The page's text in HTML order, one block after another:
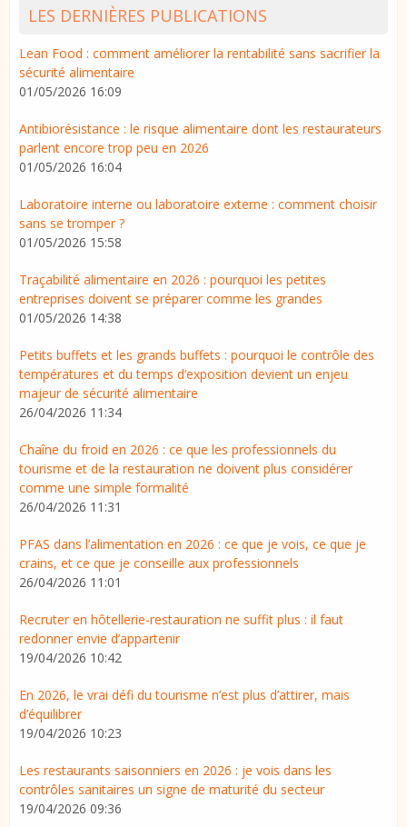
LES DERNIÈRES PUBLICATIONS
Lean Food : comment améliorer la rentabilité sans sacrifier la
sécurité alimentaire
01/05/2026 16:09
Antibiorésistance : le risque alimentaire dont les restaurateurs
parlent encore trop peu en 2026
01/05/2026 16:04
Laboratoire interne ou laboratoire externe : comment choisir
sans se tromper ?
01/05/2026 15:58
Traçabilité alimentaire en 2026 : pourquoi les petites
entreprises doivent se préparer comme les grandes
01/05/2026 14:38
Petits buffets et les grands buffets : pourquoi le contrôle des
températures et du temps d’exposition devient un enjeu
majeur de sécurité alimentaire
26/04/2026 11:34
Chaîne du froid en 2026 : ce que les professionnels du
tourisme et de la restauration ne doivent plus considérer
comme une simple formalité
26/04/2026 11:31
PFAS dans l’alimentation en 2026 : ce que je vois, ce que je
crains, et ce que je conseille aux professionnels
26/04/2026 11:01
Recruter en hôtellerie-restauration ne suffit plus : il faut
redonner envie d’appartenir
19/04/2026 10:42
En 2026, le vrai défi du tourisme n’est plus d’attirer, mais
d’équilibrer
19/04/2026 10:23
Les restaurants saisonniers en 2026 : je vois dans les
contrôles sanitaires un signe de maturité du secteur
19/04/2026 09:36